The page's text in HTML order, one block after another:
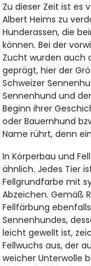
Zu dieser Zeit ist es
Albert Heims zu
Hunderassen, die
können. Bei der
Zucht wurden auch
geprägt, hier der
Schweizer
Sennenhund und
Beginn ihrer
oder Bauernhund
Name rührt, denn
In Körperbau und
ähnlich. Jedes Tier
Fellgrundfarbe mit
Abzeichen. Gemäß
Fellfärbung
Sennenhundes,
leicht gewellt ist,
Fellwuchs aus, der
weicher Unterwolle